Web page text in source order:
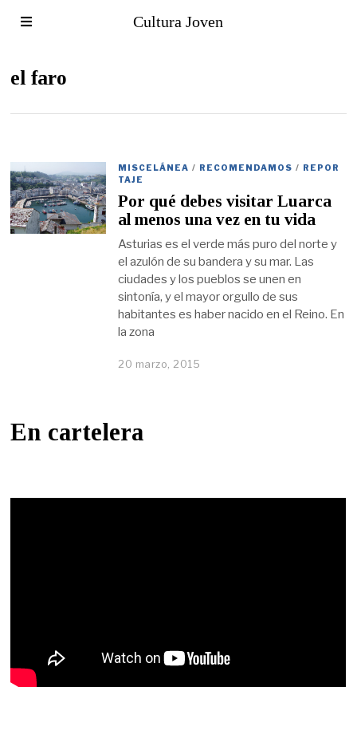
Cultura Joven
el faro
MISCELÁNEA / RECOMENDAMOS / REPOR
TAJE
Por qué debes visitar Luarca
al menos una vez en tu vida
Asturias es el verde más puro del norte y
el azulón de su bandera y su mar. Las
ciudades y los pueblos se unen en
sintonía, y el mayor orgullo de sus
habitantes es haber nacido en el Reino. En
la zona
20 marzo, 2015
En cartelera